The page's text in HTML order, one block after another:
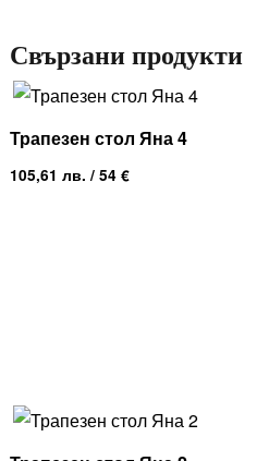
Свързани продукти
Трапезен стол Яна 4
105,61 лв. / 54 €